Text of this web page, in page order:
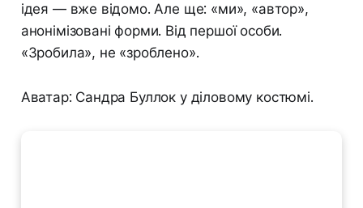
ідея — вже відомо. Але ще: «ми», «автор»,
анонімізовані форми. Від першої особи.
«Зробила», не «зроблено».
Аватар: Сандра Буллок у діловому костюмі.